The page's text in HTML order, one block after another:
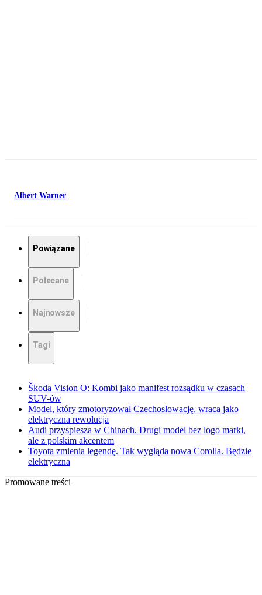
Albert Warner
Powiązane
Polecane
Najnowsze
Tagi
Škoda Vision O: Kombi jako manifest rozsądku w czasach
SUV-ów
Model, który zmotoryzował Czechosłowację, wraca jako
elektryczna rewolucja
Audi przyspiesza w Chinach. Drugi model bez logo marki,
ale z polskim akcentem
Toyota zmienia legendę. Tak wygląda nowa Corolla. Będzie
elektryczna
Promowane treści